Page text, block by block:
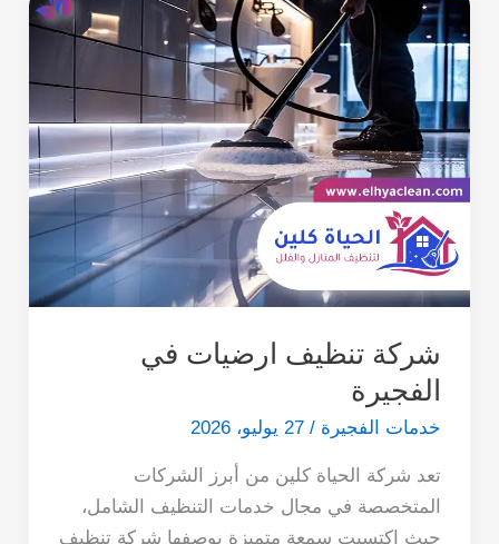
شركة تنظيف ارضيات في
الفجيرة
خدمات الفجيرة / 27 يوليو، 2026
تعد شركة الحياة كلين من أبرز الشركات
المتخصصة في مجال خدمات التنظيف الشامل،
حيث اكتسبت سمعة متميزة بوصفها شركة تنظيف